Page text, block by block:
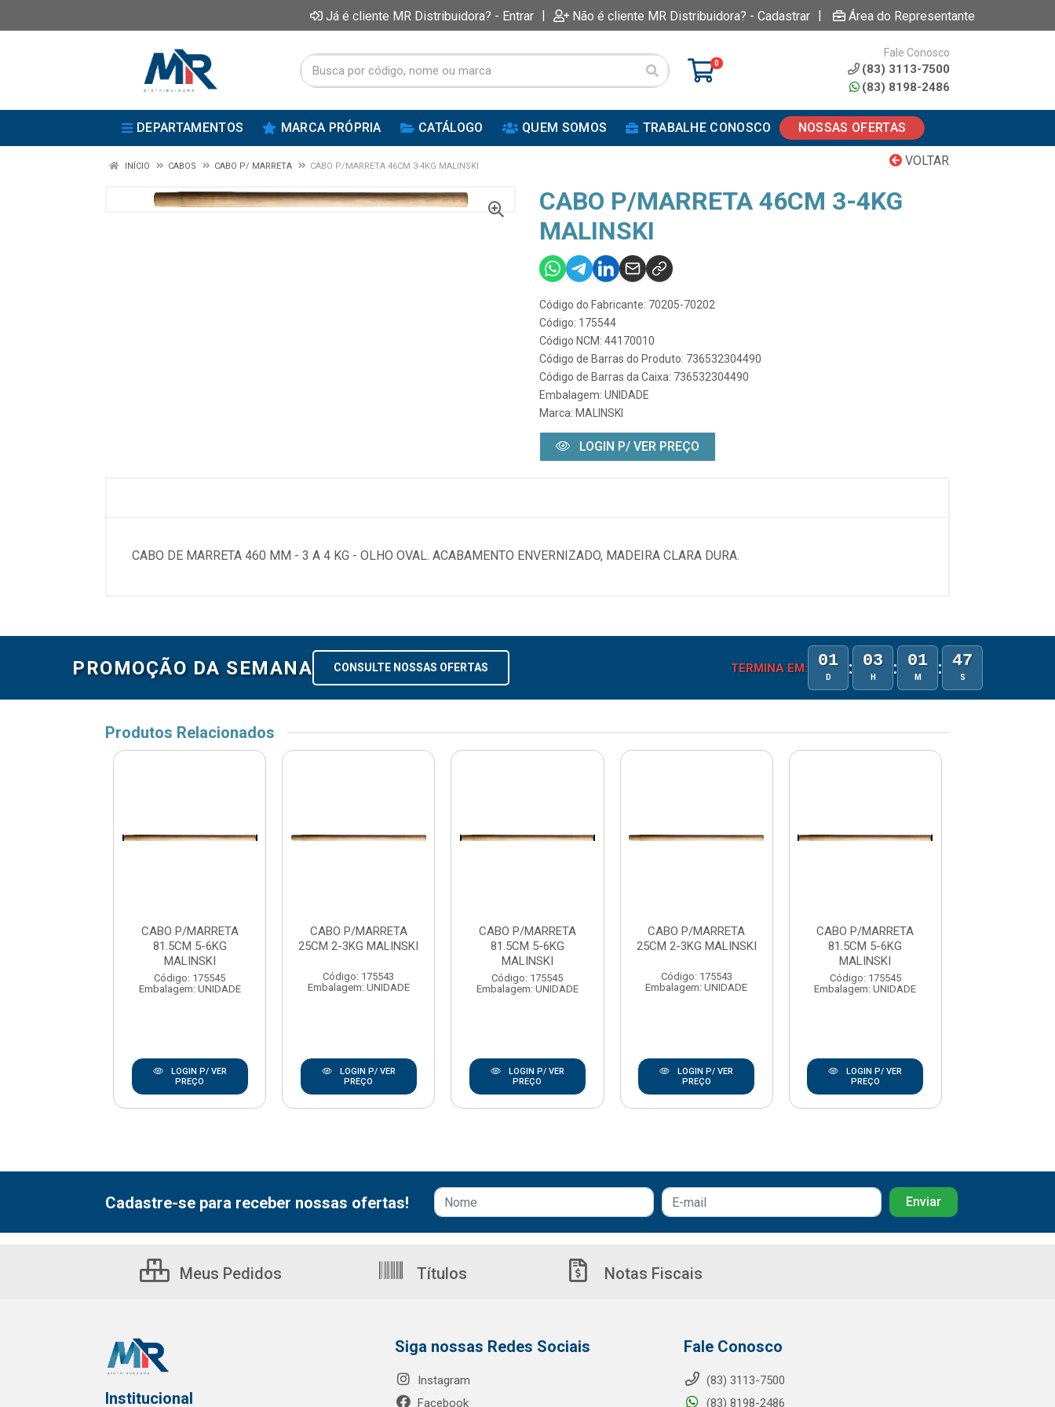
Já é cliente MR Distribuidora? - Entrar | Não é cliente MR Distribuidora? - Cadastrar | Área do Representante
0
Fale Conosco
(83) 3113-7500
(83) 8198-2486
DEPARTAMENTOS MARCA PRÓPRIA CATÁLOGO QUEM SOMOS TRABALHE CONOSCO NOSSAS OFERTAS
VOLTAR
INÍCIO CABOS CABO P/ MARRETA CABO P/MARRETA 46CM 3-4KG MALINSKI
CABO P/MARRETA 46CM 3-4KG
MALINSKI
Código do Fabricante: 70205-70202
Código: 175544
Código NCM: 44170010
Código de Barras do Produto: 736532304490
Código de Barras da Caixa: 736532304490
Embalagem: UNIDADE
Marca: MALINSKI
LOGIN P/ VER PREÇO
CABO DE MARRETA 460 MM - 3 A 4 KG - OLHO OVAL. ACABAMENTO ENVERNIZADO, MADEIRA CLARA DURA.
PROMOÇÃO DA SEMANA CONSULTE NOSSAS OFERTAS TERMINA EM: 01
D : 03
H : 01
M : 47
S
Produtos Relacionados
CABO P/MARRETA
81.5CM 5-6KG
MALINSKI
Código: 175545
Embalagem: UNIDADE
LOGIN P/ VER
PREÇO
CABO P/MARRETA
25CM 2-3KG MALINSKI
Código: 175543
Embalagem: UNIDADE
LOGIN P/ VER
PREÇO
CABO P/MARRETA
81.5CM 5-6KG
MALINSKI
Código: 175545
Embalagem: UNIDADE
LOGIN P/ VER
PREÇO
CABO P/MARRETA
25CM 2-3KG MALINSKI
Código: 175543
Embalagem: UNIDADE
LOGIN P/ VER
PREÇO
CABO P/MARRETA
81.5CM 5-6KG
MALINSKI
Código: 175545
Embalagem: UNIDADE
LOGIN P/ VER
PREÇO
Cadastre-se para receber nossas ofertas!
Meus Pedidos Títulos Notas Fiscais
Institucional
Siga nossas Redes Sociais
Instagram
Facebook
Fale Conosco
(83) 3113-7500
(83) 8198-2486